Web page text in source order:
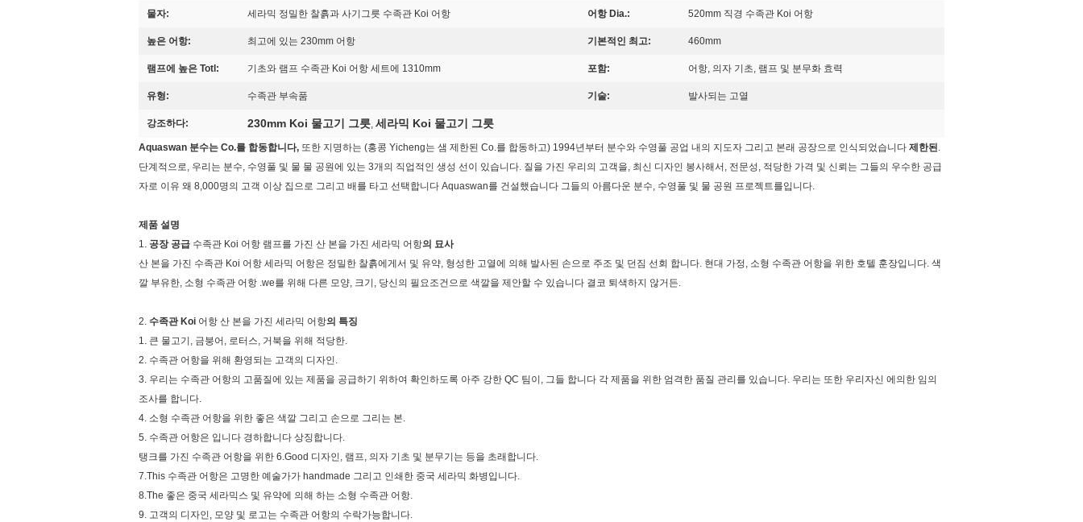
물자: 세라믹 정밀한 찰흙과 사기그릇 수족관 Koi 어항 어항 Dia.: 520mm 직경 수족관 Koi 어항
높은 어항: 최고에 있는 230mm 어항 기본적인 최고: 460mm
램프에 높은 Totl: 기초와 램프 수족관 Koi 어항 세트에 1310mm 포함: 어항, 의자 기초, 램프 및 분무화 효력
유형: 수족관 부속품 기술: 발사되는 고열
강조하다: 230mm Koi 물고기 그릇, 세라믹 Koi 물고기 그릇
Aquaswan 분수는 Co.를 합동합니다, 또한 지명하는 (홍콩 Yicheng는 샘 제한된 Co.를 합동하고) 1994년부터 분수와 수영풀 공업 내의 지도자 그리고 본래 공장으로 인식되었습니다 제한된.
단계적으로, 우리는 분수, 수영풀 및 물 물 공원에 있는 3개의 직업적인 생성 선이 있습니다. 질을 가진 우리의 고객을, 최신 디자인 봉사해서, 전문성, 적당한 가격 및 신뢰는 그들의 우수한 공급
자로 이유 왜 8,000명의 고객 이상 집으로 그리고 배를 타고 선택합니다 Aquaswan를 건설했습니다 그들의 아름다운 분수, 수영풀 및 물 공원 프로젝트를입니다.
제품 설명
1. 공장 공급 수족관 Koi 어항 램프를 가진 산 본을 가진 세라믹 어항의 묘사
산 본을 가진 수족관 Koi 어항 세라믹 어항은 정밀한 찰흙에게서 및 유약, 형성한 고열에 의해 발사된 손으로 주조 및 던짐 선회 합니다. 현대 가정, 소형 수족관 어항을 위한 호텔 훈장입니다. 색
깔 부유한, 소형 수족관 어항 .we를 위해 다른 모양, 크기, 당신의 필요조건으로 색깔을 제안할 수 있습니다 결코 퇴색하지 않거든.
2. 수족관 Koi 어항 산 본을 가진 세라믹 어항의 특징
1. 큰 물고기, 금붕어, 로터스, 거북을 위해 적당한.
2. 수족관 어항을 위해 환영되는 고객의 디자인.
3. 우리는 수족관 어항의 고품질에 있는 제품을 공급하기 위하여 확인하도록 아주 강한 QC 팀이, 그들 합니다 각 제품을 위한 엄격한 품질 관리를 있습니다. 우리는 또한 우리자신 에의한 임의
조사를 합니다.
4. 소형 수족관 어항을 위한 좋은 색깔 그리고 손으로 그리는 본.
5. 수족관 어항은 입니다 경하합니다 상징합니다.
탱크를 가진 수족관 어항을 위한 6.Good 디자인, 램프, 의자 기초 및 분무기는 등을 초래합니다.
7.This 수족관 어항은 고명한 예술가가 handmade 그리고 인쇄한 중국 세라믹 화병입니다.
8.The 좋은 중국 세라믹스 및 유약에 의해 하는 소형 수족관 어항.
9. 고객의 디자인, 모양 및 로고는 수족관 어항의 수락가능합니다.